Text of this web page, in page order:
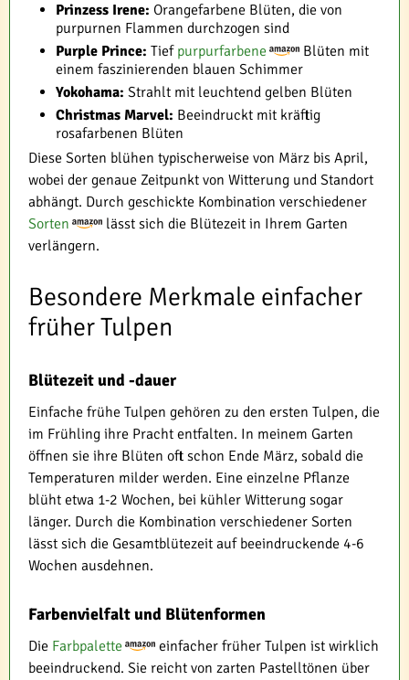
Prinzess Irene: Orangefarbene Blüten, die von
purpurnen Flammen durchzogen sind
Purple Prince: Tief purpurfarbene
Blüten mit
einem faszinierenden blauen Schimmer
Yokohama: Strahlt mit leuchtend gelben Blüten
Christmas Marvel: Beeindruckt mit kräftig
rosafarbenen Blüten
Diese Sorten blühen typischerweise von März bis April,
wobei der genaue Zeitpunkt von Witterung und Standort
abhängt. Durch geschickte Kombination verschiedener
Sorten
lässt sich die Blütezeit in Ihrem Garten
verlängern.
Besondere Merkmale einfacher
früher Tulpen
Blütezeit und -dauer
Einfache frühe Tulpen gehören zu den ersten Tulpen, die
im Frühling ihre Pracht entfalten. In meinem Garten
öffnen sie ihre Blüten oft schon Ende März, sobald die
Temperaturen milder werden. Eine einzelne Pflanze
blüht etwa 1-2 Wochen, bei kühler Witterung sogar
länger. Durch die Kombination verschiedener Sorten
lässt sich die Gesamtblütezeit auf beeindruckende 4-6
Wochen ausdehnen.
Farbenvielfalt und Blütenformen
Die Farbpalette
einfacher früher Tulpen ist wirklich
beeindruckend. Sie reicht von zarten Pastelltönen über